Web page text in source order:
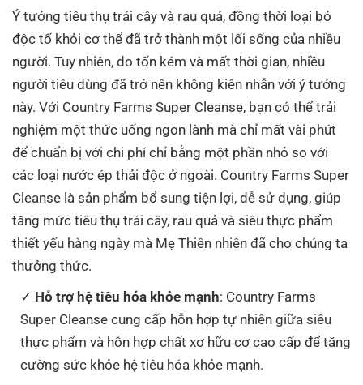
Ý tưởng tiêu thụ trái cây và rau quả, đồng thời loại bỏ
độc tố khỏi cơ thể đã trở thành một lối sống của nhiều
người. Tuy nhiên, do tốn kém và mất thời gian, nhiều
người tiêu dùng đã trở nên không kiên nhẫn với ý tưởng
này. Với Country Farms Super Cleanse, bạn có thể trải
nghiệm một thức uống ngon lành mà chỉ mất vài phút
để chuẩn bị với chi phí chỉ bằng một phần nhỏ so với
các loại nước ép thải độc ở ngoài. Country Farms Super
Cleanse là sản phẩm bổ sung tiện lợi, dễ sử dụng, giúp
tăng mức tiêu thụ trái cây, rau quả và siêu thực phẩm
thiết yếu hàng ngày mà Mẹ Thiên nhiên đã cho chúng ta
thưởng thức.
Hỗ trợ hệ tiêu hóa khỏe mạnh: Country Farms
Super Cleanse cung cấp hỗn hợp tự nhiên giữa siêu
thực phẩm và hỗn hợp chất xơ hữu cơ cao cấp để tăng
cường sức khỏe hệ tiêu hóa khỏe mạnh.